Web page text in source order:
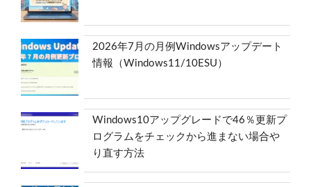
2026年7月の月例Windowsアップデート
情報（Windows11/10ESU）
Windows10アップグレードで46％更新プ
ログラムをチェックから進まない場合や
り直す方法